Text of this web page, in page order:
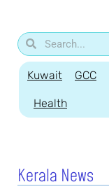
Kuwait GCC
Health
Kerala News